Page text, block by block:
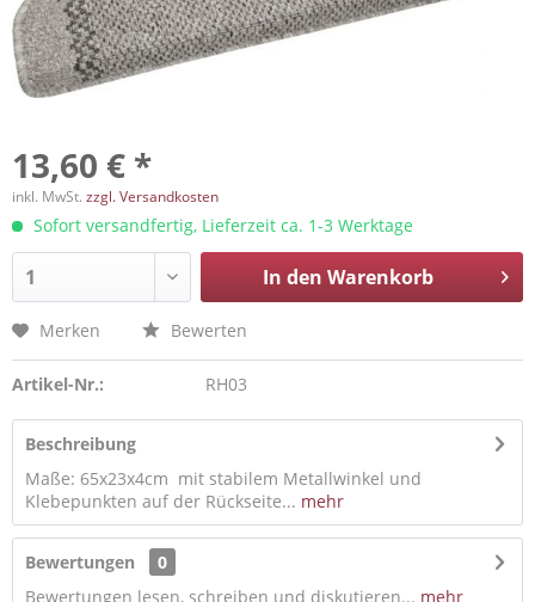
13,60 € *
inkl. MwSt. zzgl. Versandkosten
Sofort versandfertig, Lieferzeit ca. 1-3 Werktage
In den Warenkorb
Merken Bewerten
Artikel-Nr.: RH03
Beschreibung
Maße: 65x23x4cm mit stabilem Metallwinkel und
Klebepunkten auf der Rückseite... mehr
Bewertungen
0
Bewertungen lesen, schreiben und diskutieren... mehr